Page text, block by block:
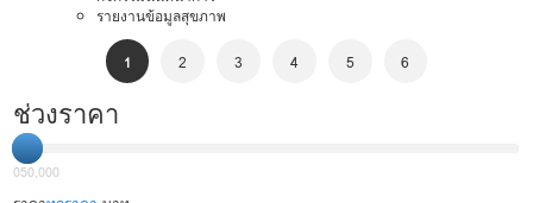
รายงานข้อมูลสุขภาพ
1 2 3 4 5 6
ช่วงราคา
050,000